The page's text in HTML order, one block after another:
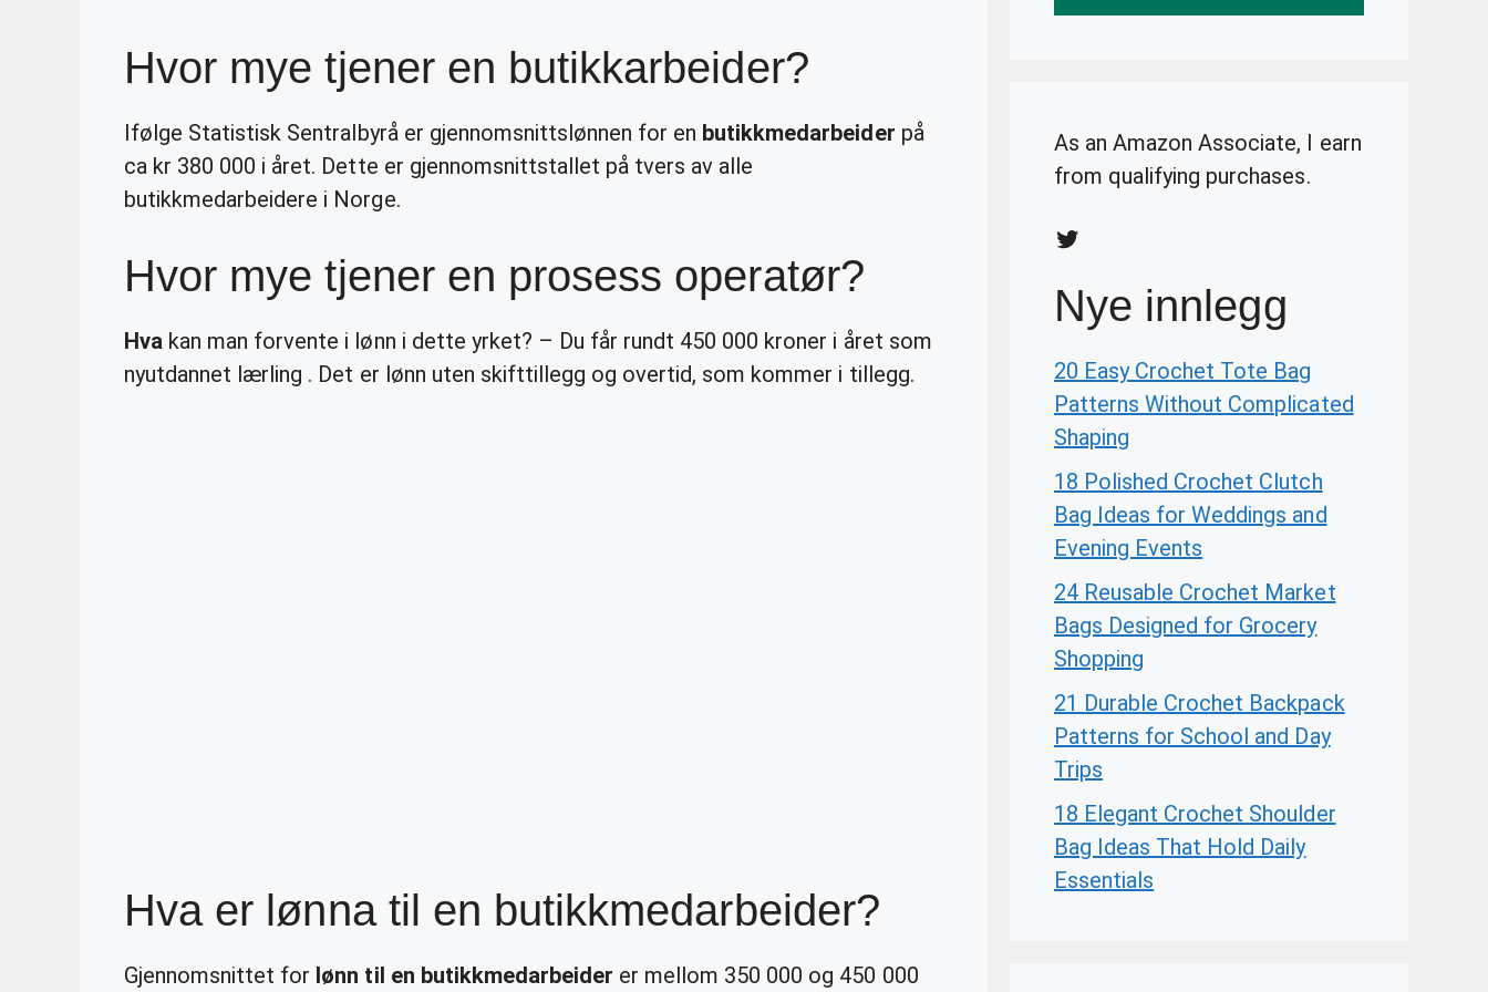
Hvor mye tjener en butikkarbeider?
Ifølge Statistisk Sentralbyrå er gjennomsnittslønnen for en butikkmedarbeider på
ca kr 380 000 i året. Dette er gjennomsnittstallet på tvers av alle
butikkmedarbeidere i Norge.
Hvor mye tjener en prosess operatør?
Hva kan man forvente i lønn i dette yrket? – Du får rundt 450 000 kroner i året som
nyutdannet lærling . Det er lønn uten skifttillegg og overtid, som kommer i tillegg.
Hva er lønna til en butikkmedarbeider?
Gjennomsnittet for lønn til en butikkmedarbeider er mellom 350 000 og 450 000
As an Amazon Associate, I earn
from qualifying purchases.
Twitter
Nye innlegg
20 Easy Crochet Tote Bag
Patterns Without Complicated
Shaping
18 Polished Crochet Clutch
Bag Ideas for Weddings and
Evening Events
24 Reusable Crochet Market
Bags Designed for Grocery
Shopping
21 Durable Crochet Backpack
Patterns for School and Day
Trips
18 Elegant Crochet Shoulder
Bag Ideas That Hold Daily
Essentials